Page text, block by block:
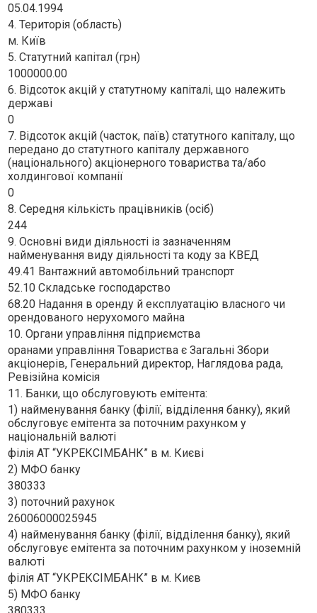
05.04.1994
4. Територія (область)
м. Київ
5. Статутний капітал (грн)
1000000.00
6. Відсоток акцій у статутному капіталі, що належить
державі
0
7. Відсоток акцій (часток, паїв) статутного капіталу, що
передано до статутного капіталу державного
(національного) акціонерного товариства та/або
холдингової компанії
0
8. Середня кількість працівників (осіб)
244
9. Основні види діяльності із зазначенням
найменування виду діяльності та коду за КВЕД
49.41 Вантажний автомобiльний транспорт
52.10 Складське господарство
68.20 Надання в оренду й експлуатацiю власного чи
орендованого нерухомого майна
10. Органи управління підприємства
оранами управлiння Товариства є Загальнi Збори
акцiонерiв, Генеральний директор, Наглядова рада,
Ревiзiйна комiсiя
11. Банки, що обслуговують емітента:
1) найменування банку (філії, відділення банку), який
обслуговує емітента за поточним рахунком у
національній валюті
фiлiя АТ “УКРЕКСIМБАНК” в м. Києвi
2) МФО банку
380333
3) поточний рахунок
26006000025945
4) найменування банку (філії, відділення банку), який
обслуговує емітента за поточним рахунком у іноземній
валюті
фiлiя АТ “УКРЕКСIМБАНК” в м. Києв
5) МФО банку